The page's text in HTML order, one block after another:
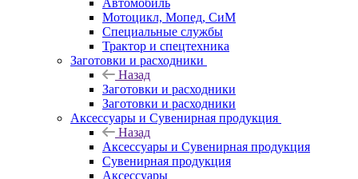
Автомобиль
Мотоцикл, Мопед, СиМ
Специальные службы
Трактор и спецтехника
Заготовки и расходники
Назад
Заготовки и расходники
Заготовки и расходники
Аксессуары и Сувенирная продукция
Назад
Аксессуары и Сувенирная продукция
Сувенирная продукция
Аксессуары